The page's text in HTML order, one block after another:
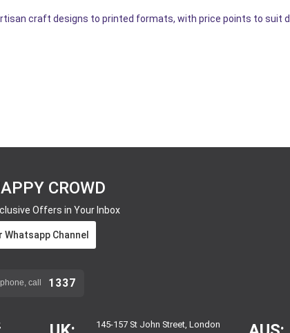
craft designs to printed formats, with price points to suit
CROWD
Offers in Your Inbox
Whatsapp Channel
call 1337
145-157 St John Street, London